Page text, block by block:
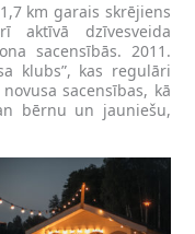
km garais skrējiens
aktīvā dzīvesveida
sacensībās. 2011.
klubs”, kas regulāri
sacensības, kā
bērnu un jauniešu,